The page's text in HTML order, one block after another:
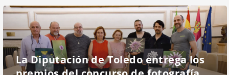
La Diputación de Toledo entrega los